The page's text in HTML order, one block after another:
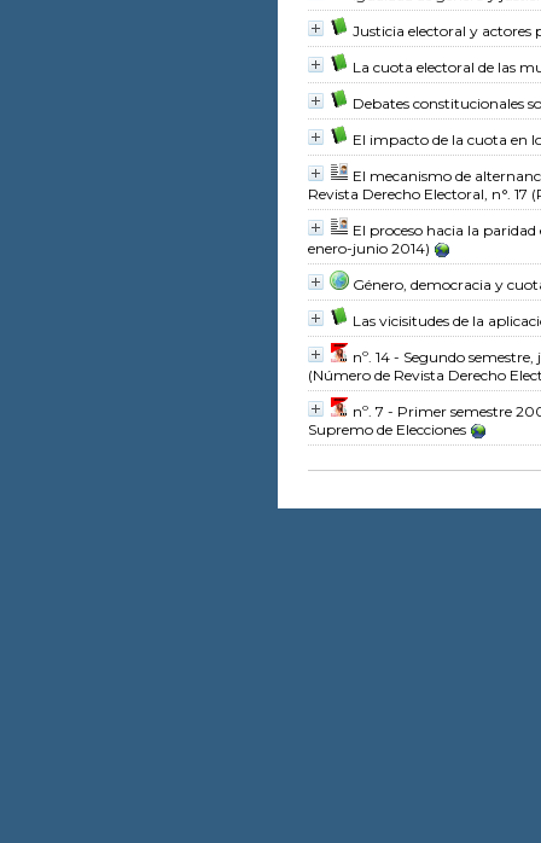
Justicia electoral y actores
La cuota electoral de las
Debates constitucionales
El impacto de la cuota en
El mecanismo de
Revista Derecho Electoral, n°.
El proceso hacia la
enero-junio 2014)
Género, democracia y
Las vicisitudes de la
nº. 14 - Segundo
(Número de Revista Derecho
nº. 7 - Primer semestre
Supremo de Elecciones